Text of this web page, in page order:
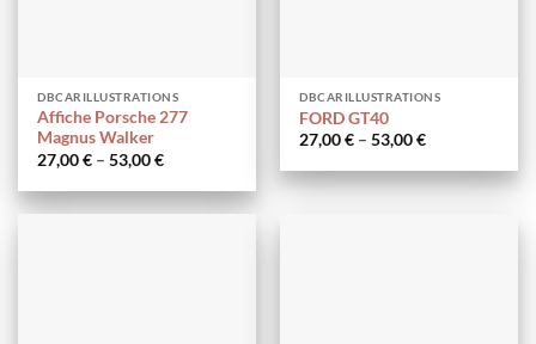
DBCARILLUSTRATIONS
Affiche Porsche 277
Magnus Walker
27,00€ –53,00€
DBCARILLUSTRATIONS
FORD GT40
27,00€ –53,00€